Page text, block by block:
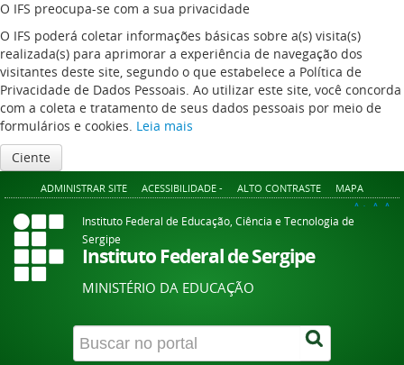
O IFS preocupa-se com a sua privacidade
O IFS poderá coletar informações básicas sobre a(s) visita(s)
realizada(s) para aprimorar a experiência de navegação dos
visitantes deste site, segundo o que estabelece a Política de
Privacidade de Dados Pessoais. Ao utilizar este site, você concorda
com a coleta e tratamento de seus dados pessoais por meio de
formulários e cookies. Leia mais
Ciente
ADMINISTRAR SITE ACESSIBILIDADE - ALTO CONTRASTE MAPA
A+ A A-
Instituto Federal de Educação, Ciência e Tecnologia de
Sergipe
Instituto Federal de Sergipe
MINISTÉRIO DA EDUCAÇÃO